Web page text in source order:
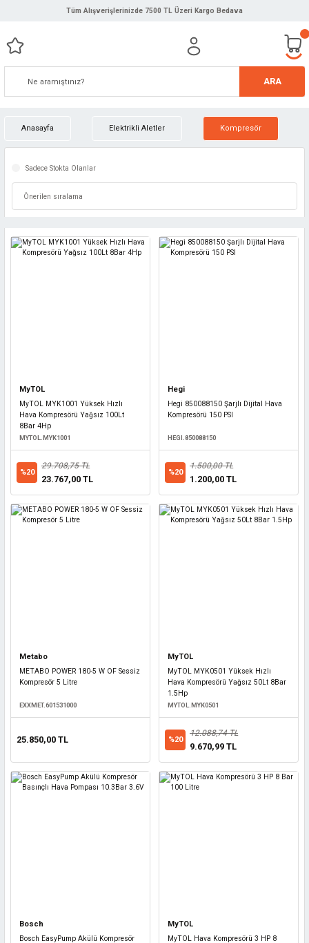
Tüm Alışverişlerinizde 7500 TL Üzeri Kargo Bedava
ARA
Anasayfa Elektrikli Aletler Kompresör
Sadece Stokta Olanlar
MyTOL
MyTOL MYK1001 Yüksek Hızlı
Hava Kompresörü Yağsız 100Lt
8Bar 4Hp
MYTOL.MYK1001
%20
29.708,75 TL
23.767,00 TL
Hegi
Hegi 850088150 Şarjlı Dijital Hava
Kompresörü 150 PSI
HEGI.850088150
%20
1.500,00 TL
1.200,00 TL
Metabo
METABO POWER 180-5 W OF Sessiz
Kompresör 5 Litre
EXXMET.601531000
25.850,00 TL
MyTOL
MyTOL MYK0501 Yüksek Hızlı
Hava Kompresörü Yağsız 50Lt 8Bar
1.5Hp
MYTOL.MYK0501
%20
12.088,74 TL
9.670,99 TL
Bosch
Bosch EasyPump Akülü Kompresör
MyTOL
MyTOL Hava Kompresörü 3 HP 8